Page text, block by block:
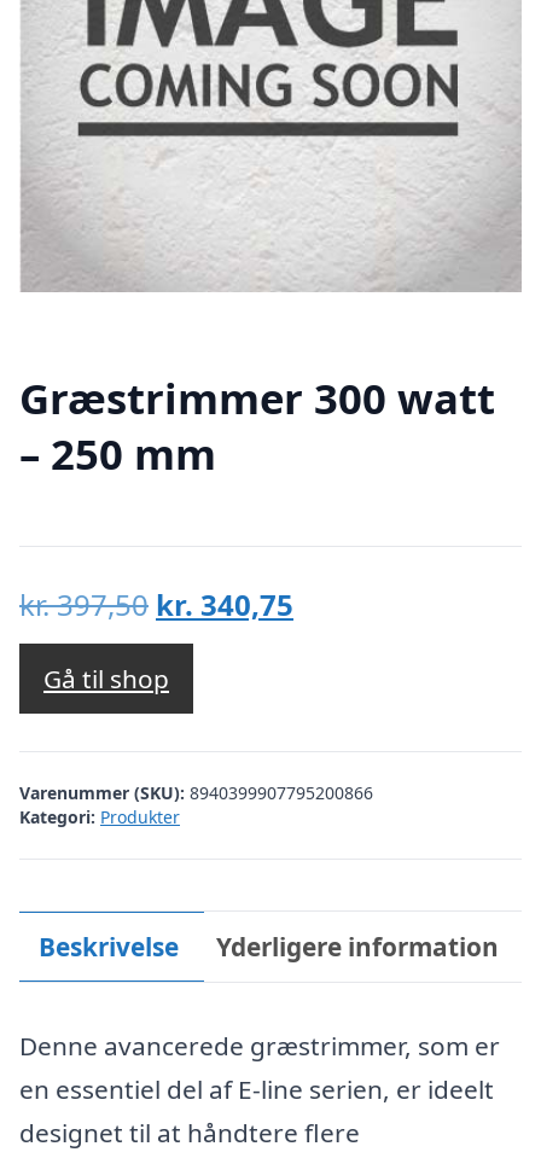
Græstrimmer 300 watt
– 250 mm
kr.397,50 Den
oprindelige
pris
var:
kr. 397,50.
kr. 340,75
kr. 340,75.
Gå til shop
Varenummer (SKU): 8940399907795200866
Kategori: Produkter
Beskrivelse Yderligere information
Denne avancerede græstrimmer, som er
en essentiel del af E-line serien, er ideelt
designet til at håndtere flere